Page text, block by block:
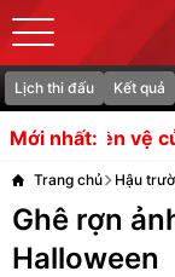
Lịch thi đấu Kết quả
Mới nhất:
Vướng mức
Trang chủ Hậu
Ghê rợn
Halloween